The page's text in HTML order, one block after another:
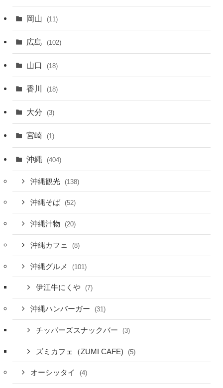
岡山 (11)
広島 (102)
山口 (18)
香川 (18)
大分 (3)
宮崎 (1)
沖縄 (404)
沖縄観光 (138)
沖縄そば (52)
沖縄汁物 (20)
沖縄カフェ (8)
沖縄グルメ (101)
伊江牛にくや (7)
沖縄ハンバーガー (31)
チッパーズスナックバー (3)
ズミカフェ（ZUMI CAFE) (5)
オーシッタイ (4)